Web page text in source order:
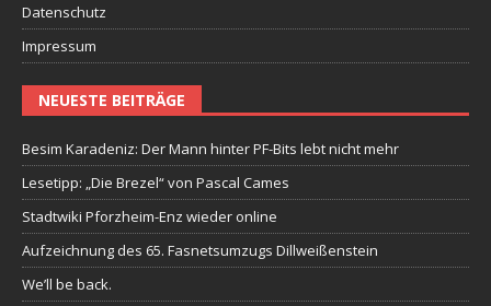
Datenschutz
Impressum
NEUESTE BEITRÄGE
Besim Karadeniz: Der Mann hinter PF-Bits lebt nicht mehr
Lesetipp: „Die Brezel“ von Pascal Cames
Stadtwiki Pforzheim-Enz wieder online
Aufzeichnung des 65. Fasnetsumzugs Dillweißenstein
We’ll be back.